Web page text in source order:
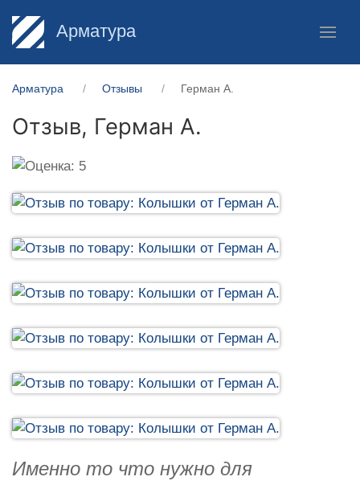
Арматура
Арматура Отзывы Герман А.
Отзыв, Герман А.
Именно то что нужно для